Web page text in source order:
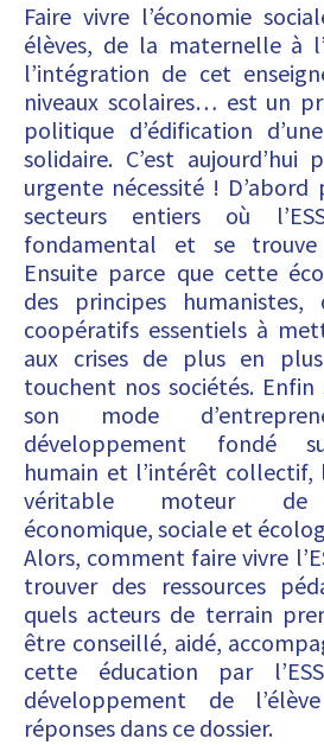
Faire vivre l’économie
élèves, de la maternelle à
l’intégration de cet
niveaux scolaires… est un
politique d’édification
solidaire. C’est aujourd’hui
urgente nécessité ! D’abord
secteurs entiers où
fondamental et se
Ensuite parce que cette
des principes humanistes,
coopératifs essentiels à
aux crises de plus en
touchent nos sociétés. Enfin
son mode
développement fondé
humain et l’intérêt collectif,
véritable moteur de
économique, sociale et
Alors, comment faire vivre
trouver des ressources
quels acteurs de terrain
être conseillé, aidé,
cette éducation par
développement de
réponses dans ce dossier.